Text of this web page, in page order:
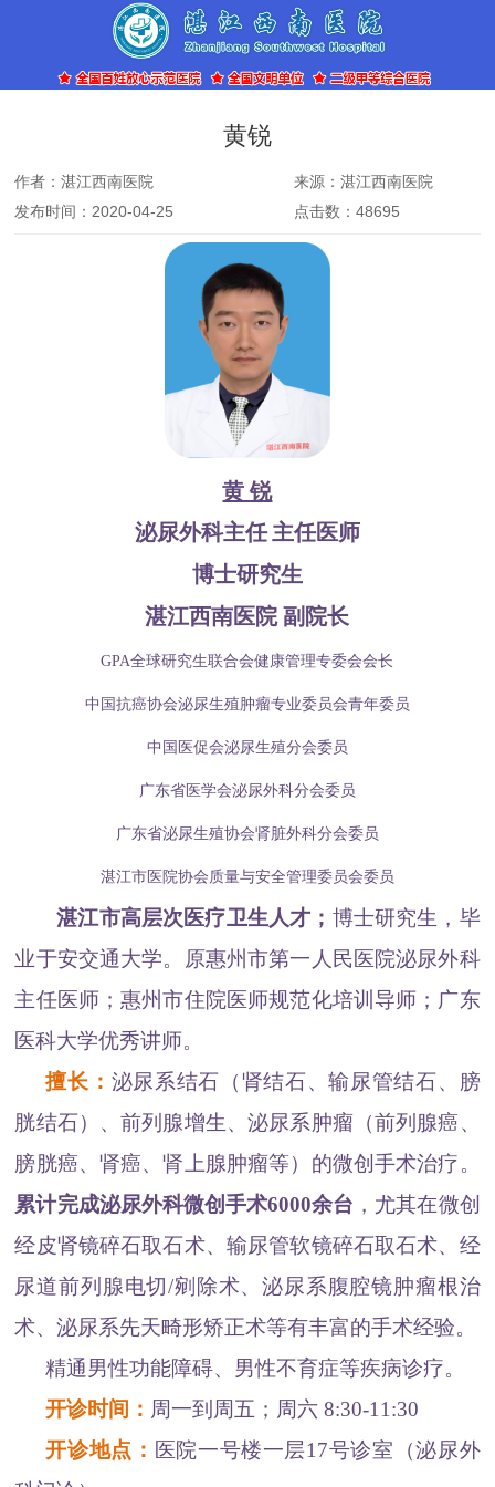
黄锐
作者：湛江西南医院
来源：湛江西南医院
发布时间：2020-04-25
点击数：48695
黄 锐
泌尿外科主任 主任医师
博士研究生
湛江西南医院 副院长
GPA全球研究生联合会健康管理专委会会长
中国抗癌协会泌尿生殖肿瘤专业委员会青年委员
中国医促会泌尿生殖分会委员
广东省医学会泌尿外科分会委员
广东省泌尿生殖协会肾脏外科分会委员
湛江市医院协会质量与安全管理委员会委员
湛江市高层次医疗卫生人才 ； 博士研究生，毕
业于安交通大学。原惠州市第一人民医院泌尿外科
主任医师；惠州市住院医师规范化培训导师；广东
医科大学优秀讲师。
擅长： 泌尿系结石（肾结石、输尿管结石、膀
胱结石）、前列腺增生、泌尿系肿瘤（前列腺癌、
膀胱癌、肾癌、肾上腺肿瘤等）的微创手术治疗。
累计完成泌尿外科微创手术6000余台 ，尤其在微创
经皮肾镜碎石取石术、输尿管软镜碎石取石术、经
尿道前列腺电切/剜除术、泌尿系腹腔镜肿瘤根治
术、泌尿系先天畸形矫正术等有丰富的手术经验。
精通男性功能障碍、男性不育症等疾病诊疗。
开诊时间： 周一到周五；周六 8:30-11:30
开诊地点： 医院一号楼一层17号诊室（泌尿外